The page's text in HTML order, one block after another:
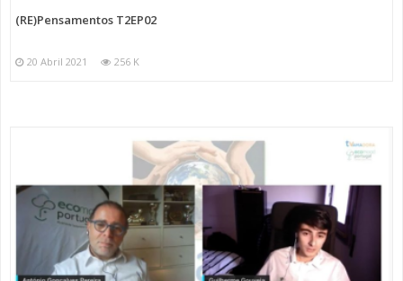
(RE)Pensamentos T2EP02
20 Abril 2021 256 K